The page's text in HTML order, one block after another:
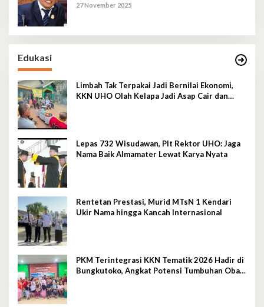
27 November 2025
Edukasi
Limbah Tak Terpakai Jadi Bernilai Ekonomi,
KKN UHO Olah Kelapa Jadi Asap Cair dan
Lepas 732 Wisudawan, Plt Rektor UHO: Jaga
Nama Baik Almamater Lewat Karya Nyata
Rentetan Prestasi, Murid MTsN 1 Kendari
Ukir Nama hingga Kancah Internasional
PKM Terintegrasi KKN Tematik 2026 Hadir di
Bungkutoko, Angkat Potensi Tumbuhan Obat